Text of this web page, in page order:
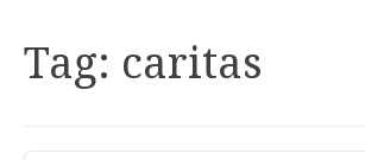
Tag: caritas